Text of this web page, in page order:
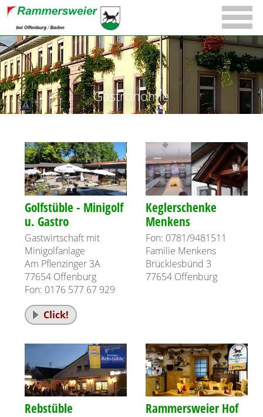
Gastronomie
Golfstüble - Minigolf
u. Gastro
Gastwirtschaft mit
Minigolfanlage
Am Pflenzinger 3A
77654 Offenburg
Fon: 0176 577 67 929
Click!
Keglerschenke
Menkens
Fon: 0781/9481511
Familie Menkens
Brücklesbünd 3
77654 Offenburg
Rebstüble Rammersweier Hof